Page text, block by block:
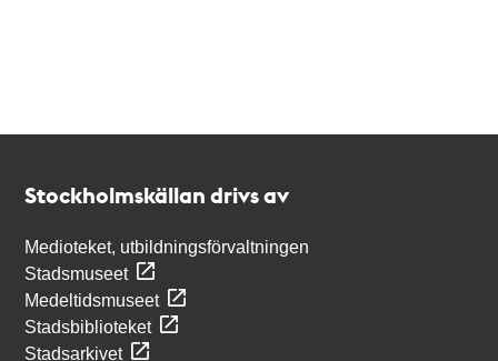
Stockholmskällan drivs av
Medioteket, utbildningsförvaltningen
Stadsmuseet
Medeltidsmuseet
Stadsbiblioteket
Stadsarkivet